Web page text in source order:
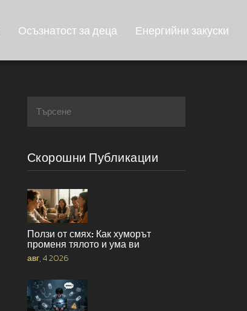
Осъзнатост за деца Енергийни закуски
Скорошни Публикации
Ползи от смях: Как хуморът
променя тялото и ума ви
авг, 4 2026